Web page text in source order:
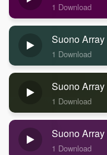
1 Download
Suono Array
1 Download
Suono Array
1 Download
Suono Array
1 Download